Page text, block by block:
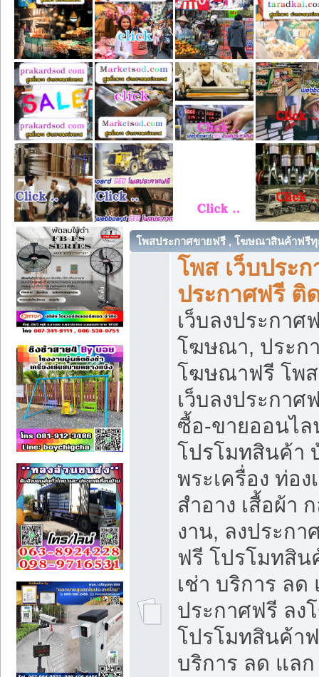
โพสประกาศขายฟรี , โฆษณาสินค้าฟรี
โพส เว็บประก
ประกาศฟรี ติ
เว็บลงประกา
โฆษณา, ประก
โฆษณาฟรี โพส
เว็บลงประกา
ซื้อ-ขายออนไล
โปรโมทสินค้า
พระเครื่อง ท่อง
สำอาง เสื้อผ้า
งาน, ลงประก
ฟรี โปรโมทสิ
เช่า บริการ ลด
ประกาศฟรี ล
โปรโมทสินค้า
บริการ ลด แล